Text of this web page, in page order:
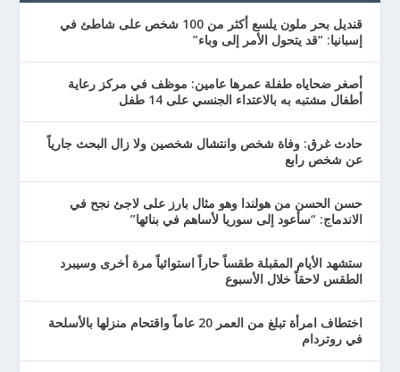
قنديل بحر ملون يلسع أكثر من 100 شخص على شاطئ في
إسبانيا: “قد يتحول الأمر إلى وباء”
أصغر ضحاياه طفلة عمرها عامين: موظف في مركز رعاية
أطفال مشتبه به بالاعتداء الجنسي على 14 طفل
حادث غرق: وفاة شخص وانتشال شخصين ولا زال البحث جارياً
عن شخص رابع
حسن الحسن من هولندا وهو مثال بارز على لاجئ نجح في
الاندماج: “سأعود إلى سوريا لأساهم في بنائها”
ستشهد الأيام المقبلة طقساً حاراً استوائياً مرة أخرى وسيبرد
الطقس لاحقاً خلال الأسبوع
اختطاف امرأة تبلغ من العمر 20 عاماً واقتحام منزلها بالأسلحة
في روتردام